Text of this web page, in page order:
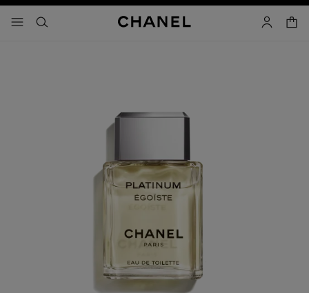
- navegación principal
buscar cuenta